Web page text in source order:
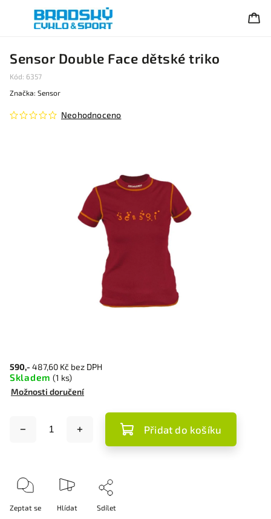
Sensor Double Face dětské triko
Kód: 6357
Neohodnoceno
Značka: Sensor
590,- 487,60 Kč bez DPH
Skladem (1 ks)
Možnosti doručení
Přidat do košíku
Zeptat se Hlídat Sdílet